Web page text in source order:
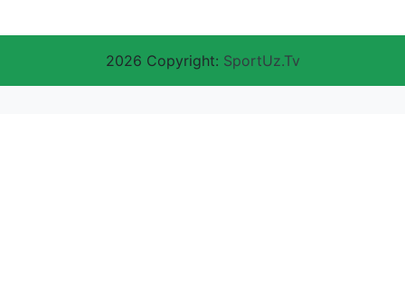
2026 Copyright: SportUz.Tv